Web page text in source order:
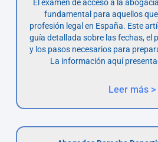
El examen de acceso a la
fundamental para aquellos
profesión legal en España. Este
guía detallada sobre las fechas, el
y los pasos necesarios para
La información aquí
Leer más >